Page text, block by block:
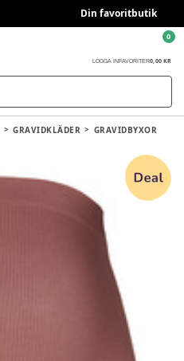
Din favoritbutik
LOGGA IN FAVORITER0,00 KR
0
GRAVIDKLÄDER GRAVIDBYXOR